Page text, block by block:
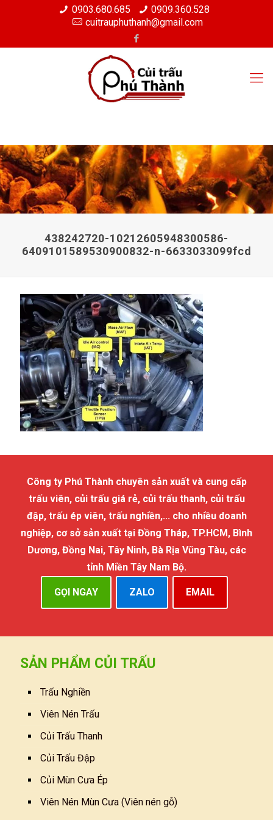
0903.680.685
0909.360.528
cuitrauphuthanh@gmail.com
438242720-10212605948300586-
6409101589530900832-n-6633033099fcd
Công ty Phú Thành chuyên sản xuất và cung cấp
trấu viên, củi trấu giá rẻ, củi trấu thanh, củi trấu
đập, trấu ép viên, trấu nghiền,... cho nhiều doanh
nghiệp, cơ sở sản xuất tại Đồng Tháp, TP.HCM, Bình
Dương, Đồng Nai, Tây Ninh, Bà Rịa Vũng Tàu, các
tỉnh Miền Tây Nam Bộ.
GỌI NGAY ZALO EMAIL
SẢN PHẨM CỦI TRẤU
Trấu Nghiền
Viên Nén Trấu
Củi Trấu Thanh
Củi Trấu Đập
Củi Mùn Cưa Ép
Viên Nén Mùn Cưa (Viên nén gỗ)